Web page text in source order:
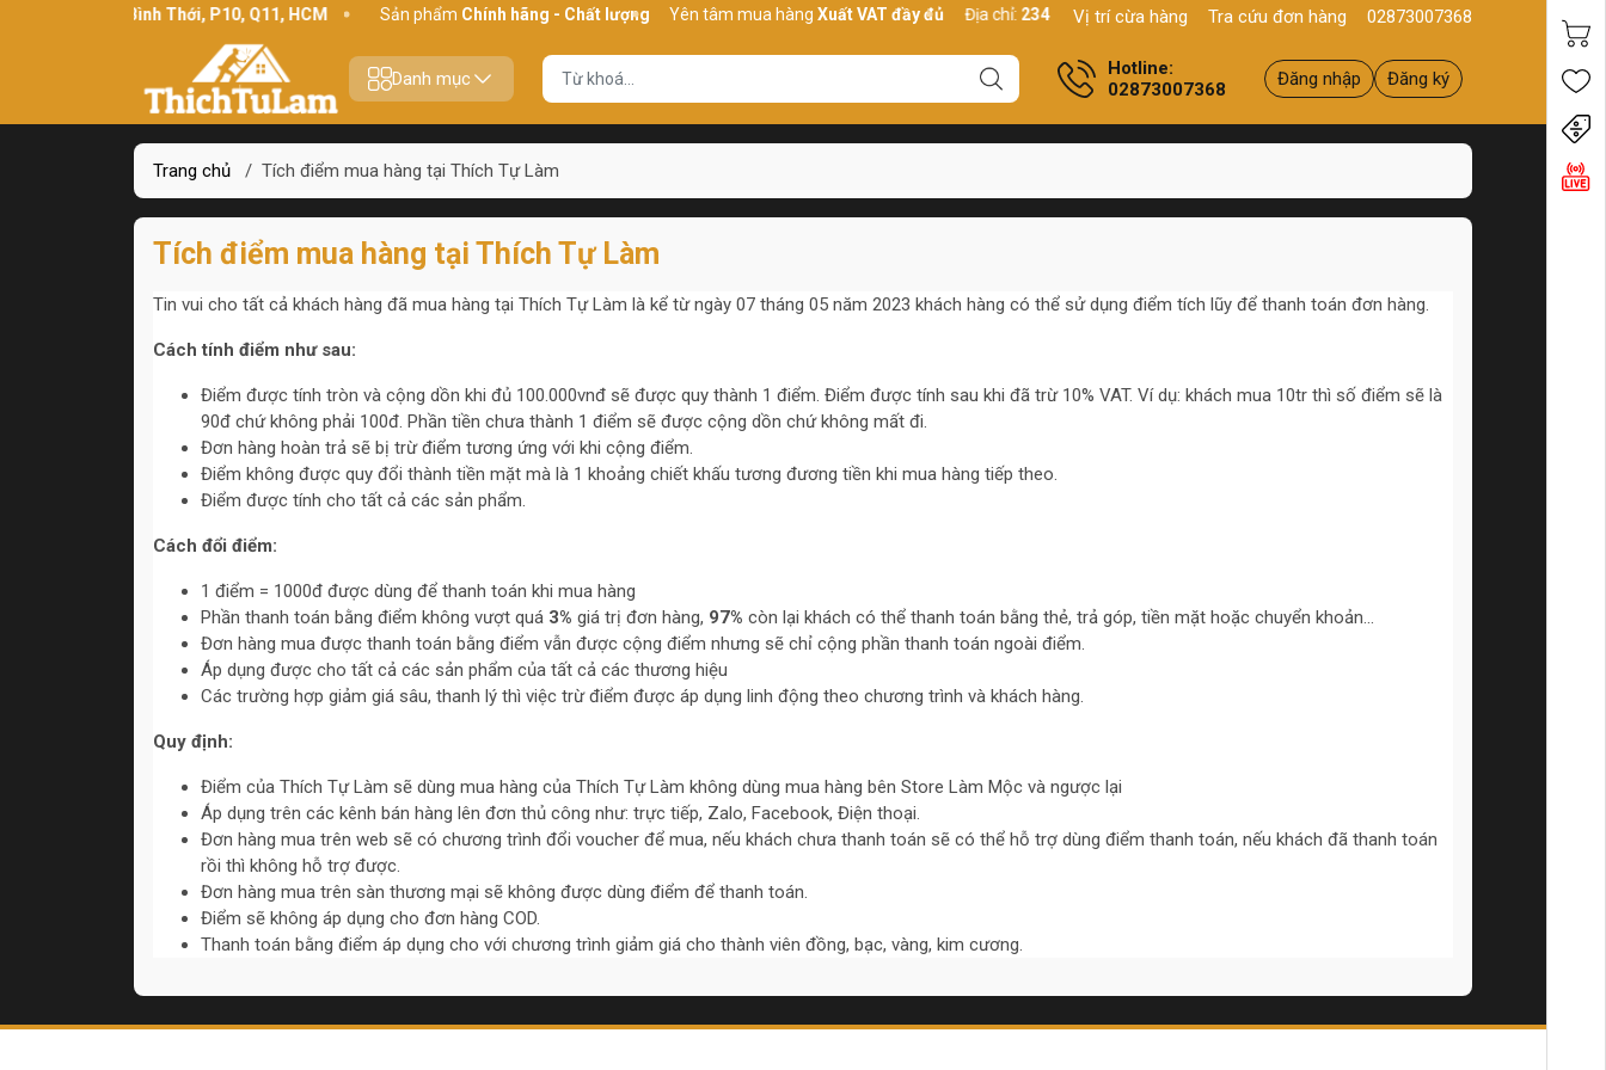
234 Bình Thới, P10, Q11, HCM Sản phẩmChính hãng - Chất lượng Yên tâm mua hàngXuất VAT đầy đủ Địa chỉ:234 Bình Thới, P10, Q11, HCM Sản phẩmChính hãng - Chất lượng
Vị trí cừa hàng Tra cứu đơn hàng 02873007368
Danh mục
Hotline:
02873007368
Đăng nhập Đăng ký
Trang chủ / Tích điểm mua hàng tại Thích Tự Làm
Tích điểm mua hàng tại Thích Tự Làm
Tin vui cho tất cả khách hàng đã mua hàng tại Thích Tự Làm là kể từ ngày 07 tháng 05 năm 2023 khách hàng có thể sử dụng điểm tích lũy để thanh toán đơn hàng.
Cách tính điểm như sau:
Điểm được tính tròn và cộng dồn khi đủ 100.000vnđ sẽ được quy thành 1 điểm. Điểm được tính sau khi đã trừ 10% VAT. Ví dụ: khách mua 10tr thì số điểm sẽ là
90đ chứ không phải 100đ. Phần tiền chưa thành 1 điểm sẽ được cộng dồn chứ không mất đi.
Đơn hàng hoàn trả sẽ bị trừ điểm tương ứng với khi cộng điểm.
Điểm không được quy đổi thành tiền mặt mà là 1 khoảng chiết khấu tương đương tiền khi mua hàng tiếp theo.
Điểm được tính cho tất cả các sản phẩm.
Cách đổi điểm:
1 điểm = 1000đ được dùng để thanh toán khi mua hàng
Phần thanh toán bằng điểm không vượt quá 3% giá trị đơn hàng, 97% còn lại khách có thể thanh toán bằng thẻ, trả góp, tiền mặt hoặc chuyển khoản...
Đơn hàng mua được thanh toán bằng điểm vẫn được cộng điểm nhưng sẽ chỉ cộng phần thanh toán ngoài điểm.
Áp dụng được cho tất cả các sản phẩm của tất cả các thương hiệu
Các trường hợp giảm giá sâu, thanh lý thì việc trừ điểm được áp dụng linh động theo chương trình và khách hàng.
Quy định:
Điểm của Thích Tự Làm sẽ dùng mua hàng của Thích Tự Làm không dùng mua hàng bên Store Làm Mộc và ngược lại
Áp dụng trên các kênh bán hàng lên đơn thủ công như: trực tiếp, Zalo, Facebook, Điện thoại.
Đơn hàng mua trên web sẽ có chương trình đổi voucher để mua, nếu khách chưa thanh toán sẽ có thể hỗ trợ dùng điểm thanh toán, nếu khách đã thanh toán
rồi thì không hỗ trợ được.
Đơn hàng mua trên sàn thương mại sẽ không được dùng điểm để thanh toán.
Điểm sẽ không áp dụng cho đơn hàng COD.
Thanh toán bằng điểm áp dụng cho với chương trình giảm giá cho thành viên đồng, bạc, vàng, kim cương.